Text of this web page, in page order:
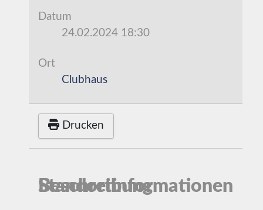
Datum
24.02.2024 18:30
Ort
Clubhaus
Drucken
Beschreibung
Standortinformationen